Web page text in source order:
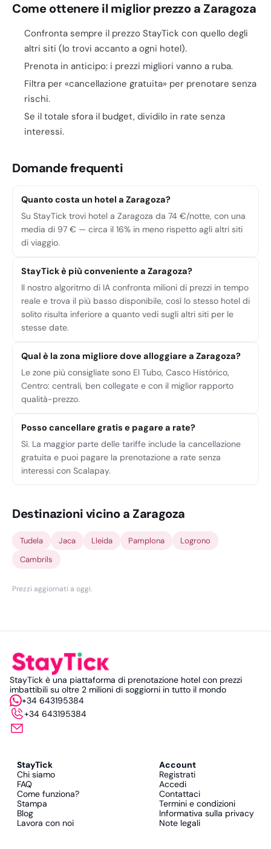
Come ottenere il miglior prezzo a Zaragoza
Confronta sempre il prezzo StayTick con quello degli
altri siti (lo trovi accanto a ogni hotel).
Prenota in anticipo: i prezzi migliori vanno a ruba.
Filtra per «cancellazione gratuita» per prenotare senza
rischi.
Se il totale sfora il budget, dividilo in rate senza
interessi.
Domande frequenti
Quanto costa un hotel a Zaragoza?
Su StayTick trovi hotel a Zaragoza da 74 €/notte, con una
media di 97 € — circa il 16% in meno rispetto agli altri siti
di viaggio.
StayTick è più conveniente a Zaragoza?
Il nostro algoritmo di IA confronta milioni di prezzi in tempo
reale e trova il più basso disponibile, così lo stesso hotel di
solito risulta inferiore a quanto vedi sugli altri siti per le
stesse date.
Qual è la zona migliore dove alloggiare a Zaragoza?
Le zone più consigliate sono El Tubo, Casco Histórico,
Centro: centrali, ben collegate e con il miglior rapporto
qualità-prezzo.
Posso cancellare gratis e pagare a rate?
Sì. La maggior parte delle tariffe include la cancellazione
gratuita e puoi pagare la prenotazione a rate senza
interessi con Scalapay.
Destinazioni vicino a Zaragoza
Tudela Jaca Lleida Pamplona
Logrono
Cambrils
Prezzi aggiornati a oggi.
StayTick è una piattaforma di prenotazione hotel con prezzi
imbattibili su oltre 2 milioni di soggiorni in tutto il mondo
+34 643195384
+34 643195384
StayTick
Chi siamo
FAQ
Come funziona?
Stampa
Blog
Lavora con noi
Account
Registrati
Accedi
Contattaci
Termini e condizioni
Informativa sulla privacy
Note legali